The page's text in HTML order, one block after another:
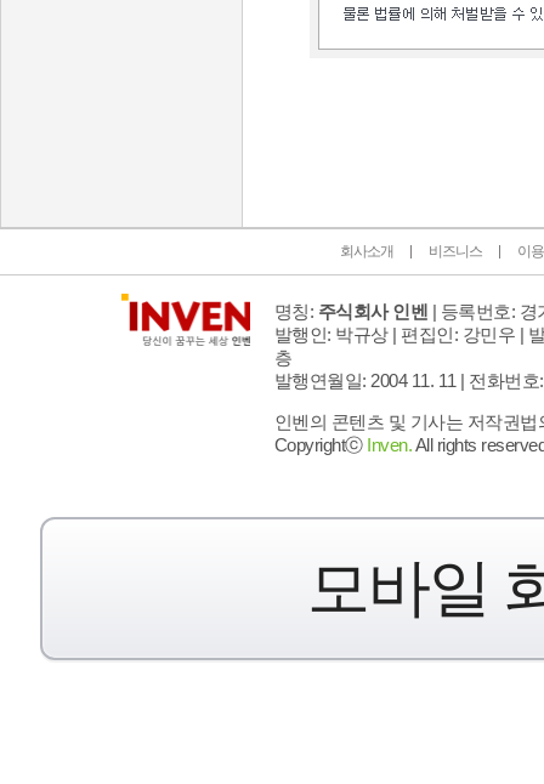
회사소개 비즈니스 이
명칭: 주식회사 인벤 | 등록번호: 경
발행인: 박규상 | 편집인: 강민우 |
층
발행연월일: 2004 11. 11 | 전화번호
인벤의 콘텐츠 및 기사는 저작권
Copyrightⓒ Inven.All rights
모바일